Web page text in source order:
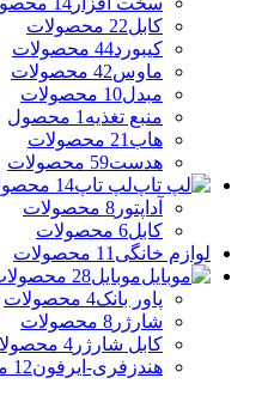
کابل22 محصولات
کیبورد44 محصولات
ماوس42 محصولات
مبدل10 محصولات
منبع تغذیه 1 محصول
هاب 21 محصولات
هدست59 محصولات
لپ تاپ14 محصولات
آداپتور 8 محصولات
کابل6 محصولات
لوازم خانگی 11 محصولات
موبایل28 محصولات
پاور بانک4 محصولات
شارژر 8 محصولات
کابل شارژر 4 محصولات
هندزفری-ایرفون12 محصولات